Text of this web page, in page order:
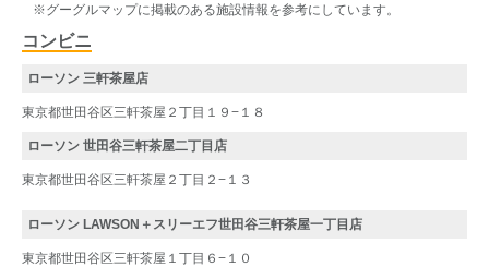
※グーグルマップに掲載のある施設情報を参考にしています。
コンビニ
ローソン 三軒茶屋店
東京都世田谷区三軒茶屋２丁目１９−１８
ローソン 世田谷三軒茶屋二丁目店
東京都世田谷区三軒茶屋２丁目２−１３
ローソン LAWSON＋スリーエフ世田谷三軒茶屋一丁目店
東京都世田谷区三軒茶屋１丁目６−１０